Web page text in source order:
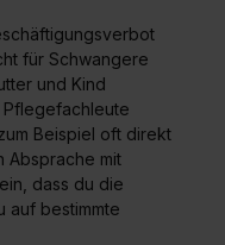
für Schwangere
und Kind
Beispiel oft direkt
Absprache mit
dass du die
auf bestimmte